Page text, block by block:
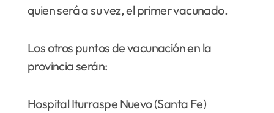
quien será a su vez, el primer vacunado.
Los otros puntos de vacunación en la
provincia serán:
Hospital Iturraspe Nuevo (Santa Fe)